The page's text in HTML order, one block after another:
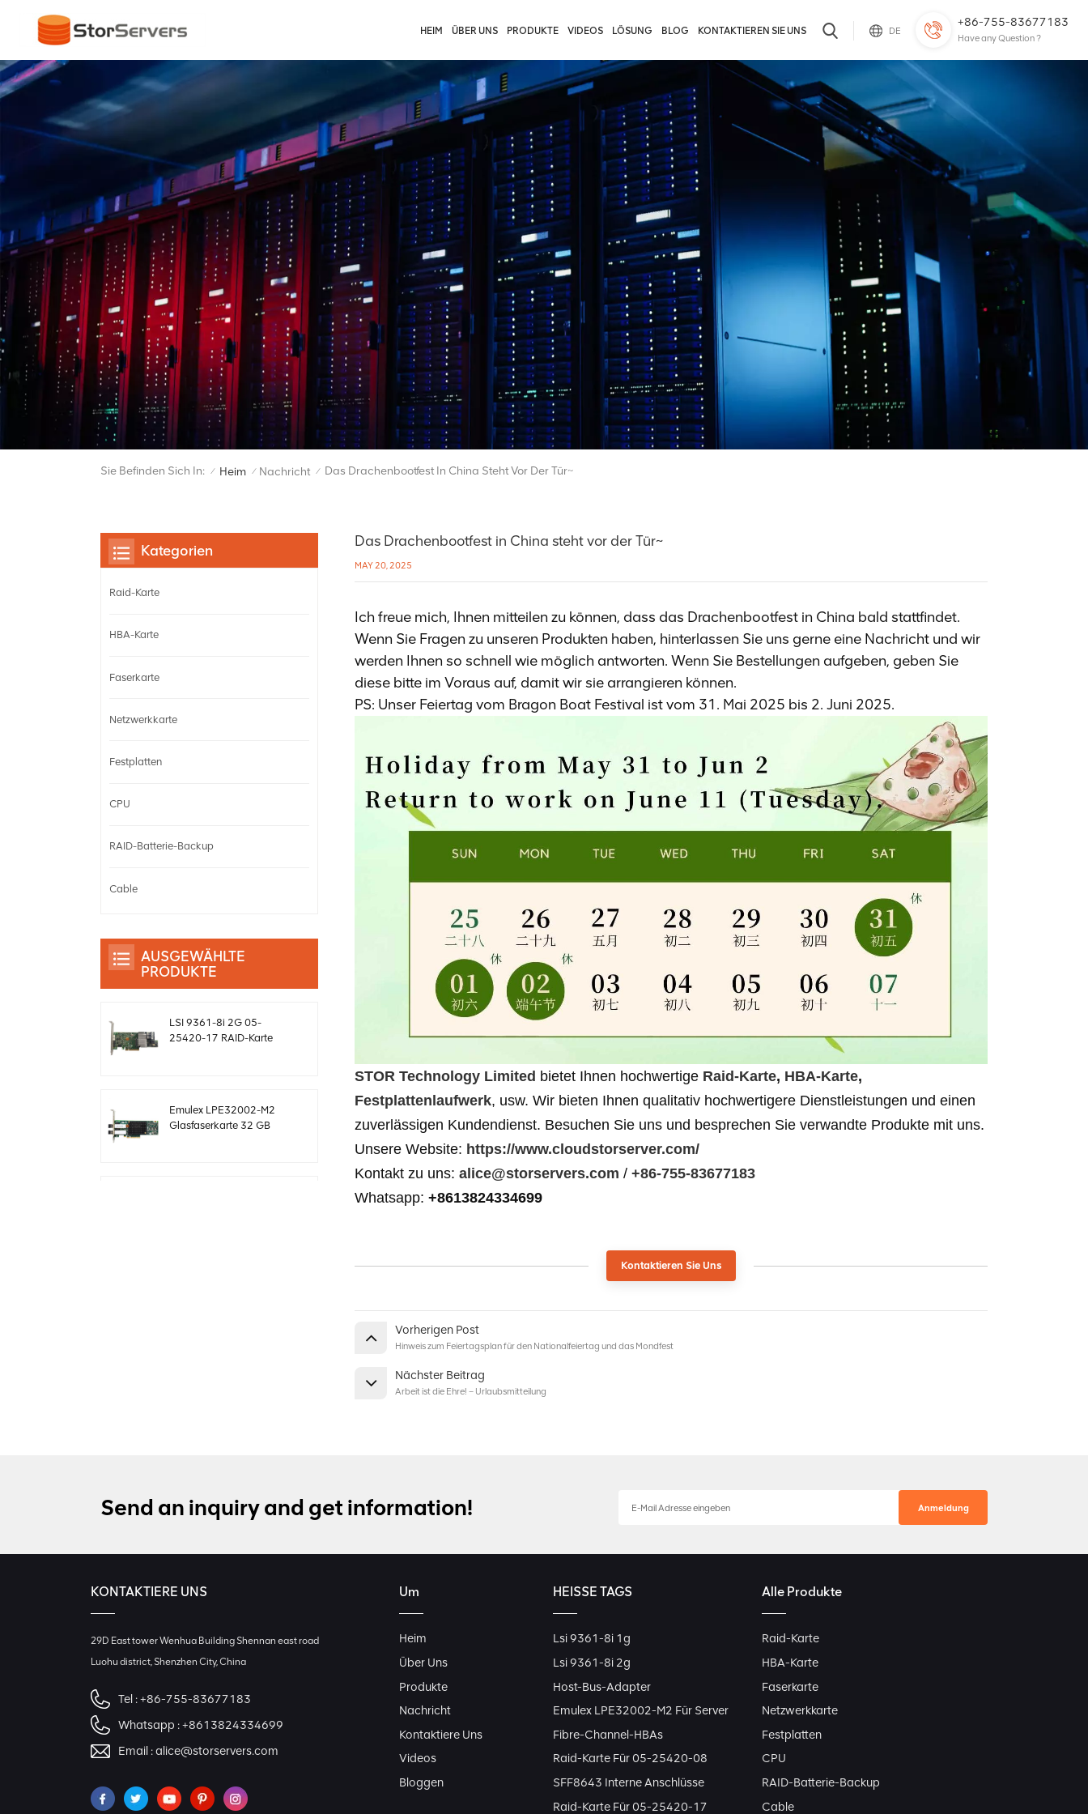
+86-755-83677183
Have any Question ?
DE
HEIM ÜBER UNS PRODUKTE VIDEOS LÖSUNG BLOG KONTAKTIEREN SIE UNS
Sie Befinden Sich In: / Heim / Nachricht / Das Drachenbootfest In China Steht Vor Der Tür~
Das Drachenbootfest in China steht vor der Tür~
MAY 20, 2025
Ich freue mich, Ihnen mitteilen zu können, dass das Drachenbootfest in China bald stattfindet.
Wenn Sie Fragen zu unseren Produkten haben, hinterlassen Sie uns gerne eine Nachricht und wir
werden Ihnen so schnell wie möglich antworten. Wenn Sie Bestellungen aufgeben, geben Sie
diese bitte im Voraus auf, damit wir sie arrangieren können.
PS: Unser Feiertag vom Bragon Boat Festival ist vom 31. Mai 2025 bis 2. Juni 2025.
STOR Technology Limited bietet Ihnen hochwertige Raid-Karte, HBA-Karte,
Festplattenlaufwerk, usw. Wir bieten Ihnen qualitativ hochwertigere Dienstleistungen und einen
zuverlässigen Kundendienst. Besuchen Sie uns und besprechen Sie verwandte Produkte mit uns.
Unsere Website: https://www.cloudstorserver.com/
Kontakt zu uns: alice@storservers.com / +86-755-83677183
Whatsapp: +8613824334699
Kontaktieren Sie Uns
Vorherigen Post
Hinweis zum Feiertagsplan für den Nationalfeiertag und das Mondfest
Nächster Beitrag
Arbeit ist die Ehre! – Urlaubsmitteilung
Kategorien
Raid-Karte
HBA-Karte
Faserkarte
Netzwerkkarte
Festplatten
CPU
RAID-Batterie-Backup
Cable
AUSGEWÄHLTE
PRODUKTE
LSI 9361-8i 2G 05-
25420-17 RAID-Karte
Emulex LPE32002-M2
Glasfaserkarte 32 GB
Tri-Mode HBAs
PCIe 2.0 x8 2-Port 5.0
GT/s 10G Ethernet
Send an inquiry and get information!
KONTAKTIERE UNS
29D East tower Wenhua Building Shennan east road
Luohu district, Shenzhen City, China
Tel :+86-755-83677183
Whatsapp :+8613824334699
Email :alice@storservers.com
Um
Heim
Über Uns
Produkte
Nachricht
Kontaktiere Uns
Videos
Bloggen
HEISSE TAGS
Lsi 9361-8i 1g
Lsi 9361-8i 2g
Host-Bus-Adapter
Emulex LPE32002-M2 Für Server
Fibre-Channel-HBAs
Raid-Karte Für 05-25420-08
SFF8643 Interne Anschlüsse
Raid-Karte Für 05-25420-17
Alle Produkte
Raid-Karte
HBA-Karte
Faserkarte
Netzwerkkarte
Festplatten
CPU
RAID-Batterie-Backup
Cable